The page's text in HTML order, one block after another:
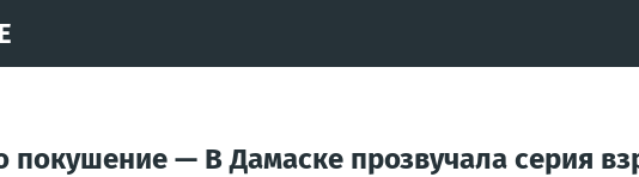
— В Дамаске прозвучала серия